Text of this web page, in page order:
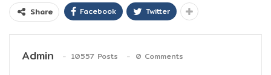
Share Facebook Twitter
Admin 10557 Posts 0 Comments